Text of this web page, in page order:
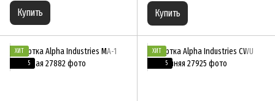
Купить Купить
ХИТ
5
ХИТ
5